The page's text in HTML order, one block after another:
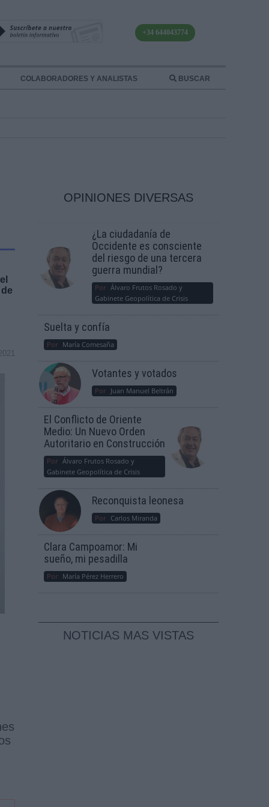
+34 644043774
COLABORADORES Y ANALISTAS BUSCAR
OPINIONES DIVERSAS
¿La ciudadanía de
Occidente es consciente
del riesgo de una tercera
guerra mundial?
Por Álvaro Frutos Rosado y
Gabinete Geopolítica de Crisis
Suelta y confía
Por María Comesaña
Votantes y votados
Por Juan Manuel Beltrán
El Conflicto de Oriente
Medio: Un Nuevo Orden
Autoritario en Construcción
Por Álvaro Frutos Rosado y
Gabinete Geopolítica de Crisis
Reconquista leonesa
Por Carlos Miranda
Clara Campoamor: Mi
sueño, mi pesadilla
Por María Pérez Herrero
NOTICIAS MAS VISTAS